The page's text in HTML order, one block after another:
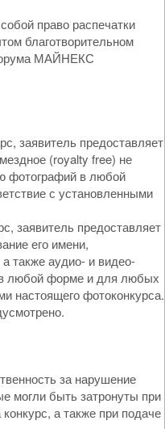
право распечатки
благотворительном
МАЙНЕКС
заявитель предоставляет
(royalty free) не
фотографий в любой
с установленными
заявитель предоставляет
его имени,
также аудио- и видео-
любой форме и для любых
настоящего фотоконкурса.
за нарушение
могли быть затронуты при
а также при подаче